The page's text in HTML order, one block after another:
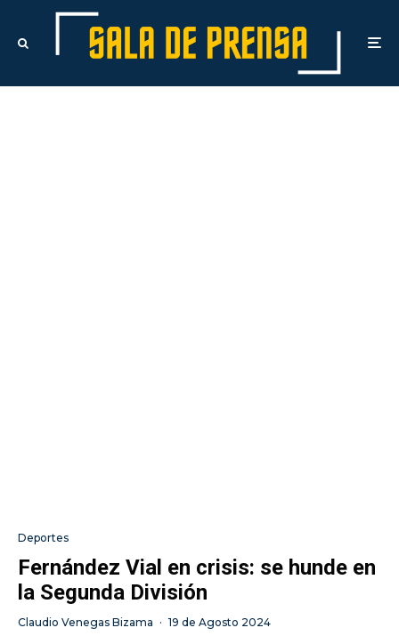
Deportes
Fernández Vial en crisis: se hunde en
la Segunda División
Claudio Venegas Bizama · 19 de Agosto 2024